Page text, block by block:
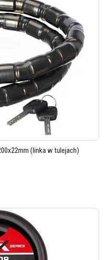
(linka w tulejach)